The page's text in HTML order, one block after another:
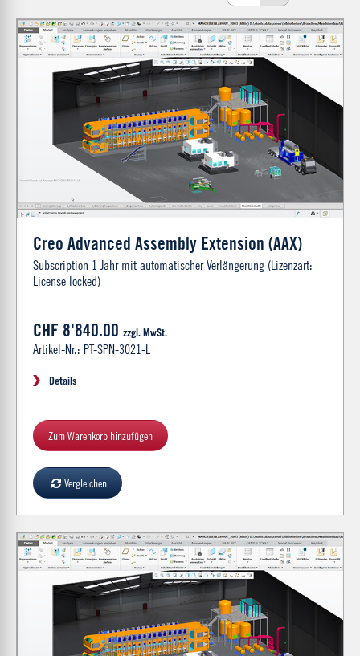
Creo Advanced Assembly Extension (AAX)
Subscription 1 Jahr mit automatischer Verlängerung (Lizenzart:
License locked)
CHF 8'840.00 zzgl. MwSt.
Artikel-Nr.: PT-SPN-3021-L
Details
Zum Warenkorb hinzufügen
Vergleichen